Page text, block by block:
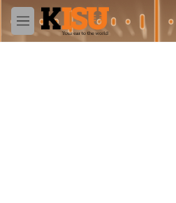
Skip to main content
M
e